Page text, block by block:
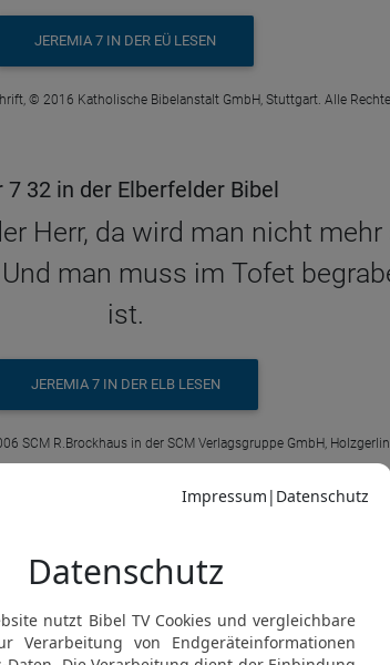
JEREMIA 7 IN DER EÜ LESEN
© 2016 Katholische Bibelanstalt GmbH, Stuttgart. Alle
7 32 in der Elberfelder Bibel
Herr, da wird man nicht
man muss im Tofet
ist.
JEREMIA 7 IN DER ELB LESEN
SCM R.Brockhaus in der SCM Verlagsgruppe GmbH,
HERR, da man nicht mehr
der Schlachtung«; und
es sonst keinen Raum mehr